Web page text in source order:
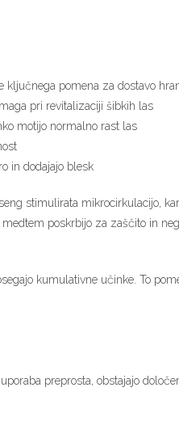
pomena za dostavo
pri revitalizaciji šibkih las
motijo normalno rast las
in dodajajo blesk
stimulirata mikrocirkulacijo,
poskrbijo za zaščito in
kumulativne učinke. To
preprosta, obstajajo